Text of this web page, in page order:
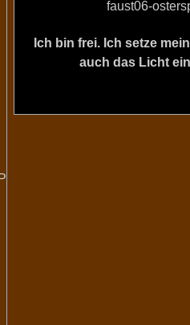
faust06-
Ich bin frei. Ich setze
auch das Licht